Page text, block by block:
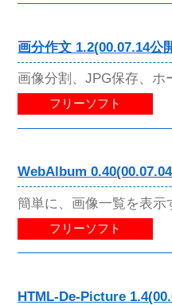
画分作文 1.2(00.07.14公
画像分割、JPG保存、ホ
フリーソフト
WebAlbum
簡単に、画像一覧を表
フリーソフト
HTML-De-Picture